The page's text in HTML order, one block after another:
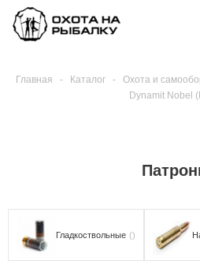
Главная - Каталог - Охота и
Dynamit Nobel
Гладкоствольные ()